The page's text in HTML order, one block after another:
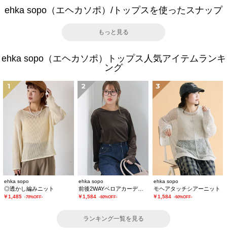
ehka sopo（エヘカソポ）/トップスを使ったスナップ
もっと見る
ehka sopo（エヘカソポ）トップス人気アイテムランキ
ング
1
ehka sopo
◎透かし編みニット
￥1,485 -70%OFF-
2
ehka sopo
￥1,584 -60%OFF-
3
ehka sopo
モヘアタッチシアーニット
￥1,584 -60%OFF-
ランキング一覧を見る